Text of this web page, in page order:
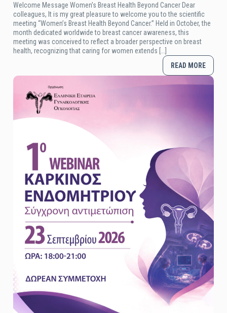
Welcome Message Women’s Breast Health Beyond Cancer Dear
colleagues, It is my great pleasure to welcome you to the scientific
meeting “Women’s Breast Health Beyond Cancer.” Held in October, the
month dedicated worldwide to breast cancer awareness, this
meeting was conceived to reflect a broader perspective on breast
health, recognizing that caring for women extends [...]
READ MORE